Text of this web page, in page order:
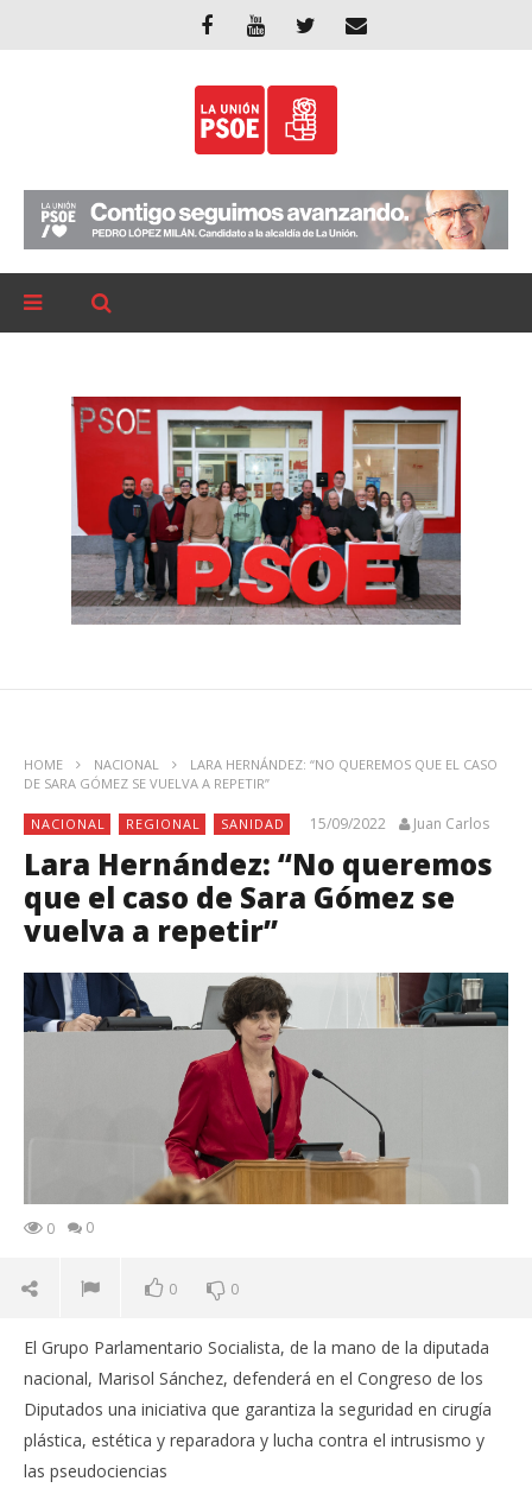
HOME NACIONAL
LARA HERNÁNDEZ: “NO QUEREMOS QUE EL CASO
DE SARA GÓMEZ SE VUELVA A REPETIR”
NACIONAL REGIONAL SANIDAD 15/09/2022 Juan Carlos
Lara Hernández: “No queremos
que el caso de Sara Gómez se
vuelva a repetir”
0 0
0 0
El Grupo Parlamentario Socialista, de la mano de la diputada
nacional, Marisol Sánchez, defenderá en el Congreso de los
Diputados una iniciativa que garantiza la seguridad en cirugía
plástica, estética y reparadora y lucha contra el intrusismo y
las pseudociencias